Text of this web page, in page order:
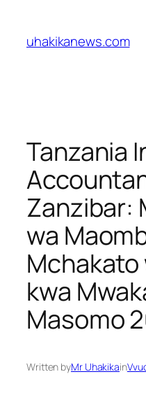
content
uhakikanews.com
Tanzania
Zanzibar:
wa
Mchakato
kwa
Masomo
Written byMr Uhakikain